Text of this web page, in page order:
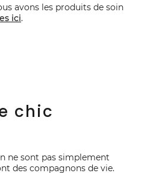
avons les produits de soin
ici.
chic
ne sont pas simplement
des compagnons de vie.